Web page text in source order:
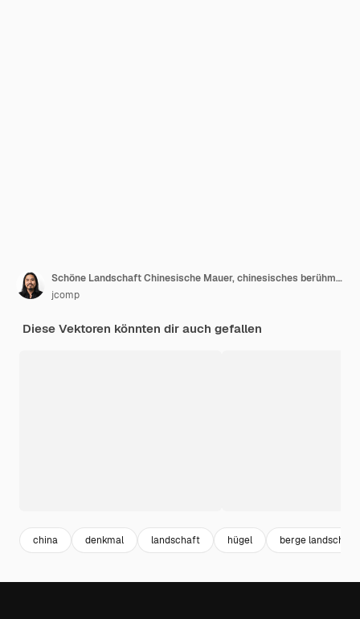
Schöne Landschaft Chinesische Mauer, chinesisches berühmtes Wahrzeichen mit Wachtürmen Touristenattraktion Design Postkarte oder Reiseplakat, Vektorillustration.
jcomp
Diese Vektoren könnten dir auch gefallen
china denkmal landschaft hügel berge landschaft